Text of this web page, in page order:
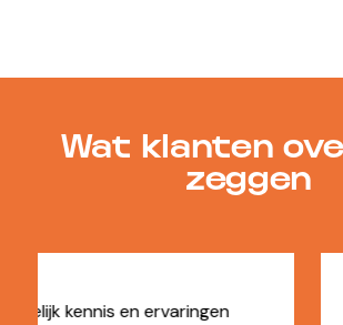
Wat klanten
zeggen
Top makelaar. Kundig, denkt